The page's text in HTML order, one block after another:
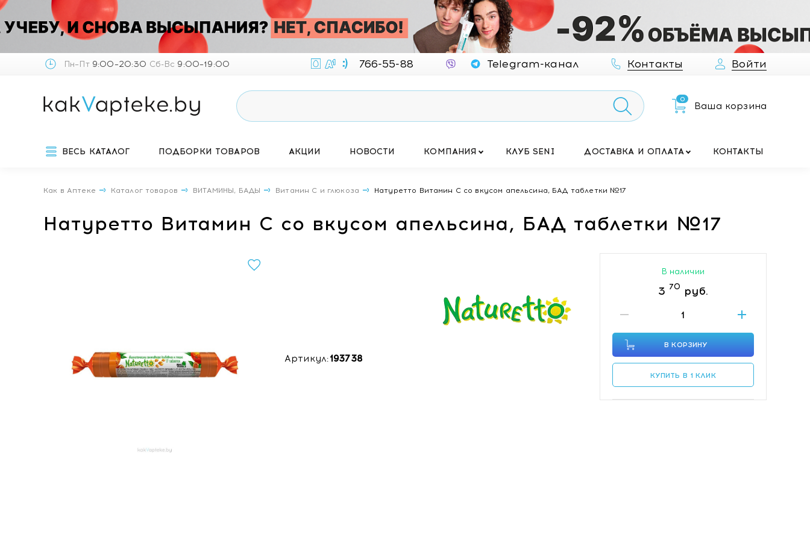
Пн–Пт9:00–20:30 Сб-Вс 9:00–19:00 766-55-88 Telegram-канал Контакты Войти
0
Ваша корзина
ВЕСЬ КАТАЛОГ ПОДБОРКИ ТОВАРОВ АКЦИИ НОВОСТИ КОМПАНИЯ КЛУБ SENI ДОСТАВКА И ОПЛАТА КОНТАКТЫ
Как в Аптеке Каталог товаров ВИТАМИНЫ, БАДЫ Витамин С и глюкоза Натуретто Витамин С со вкусом апельсина, БАД таблетки №17
Натуретто Витамин С со вкусом апельсина, БАД таблетки №17
Артикул:193738
В наличии
3 70 руб.
В КОРЗИНУ
КУПИТЬ В 1 КЛИК